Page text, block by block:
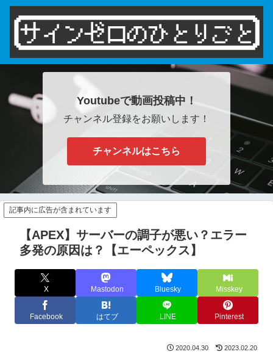
Youtubeで動画投稿中！
チャンネル登録をお願いします！
チャンネルはこちら
記事内に広告が含まれています
【APEX】サーバーの調子が悪い？エラー
多発の原因は？【エーペックス】
X Mastodon Bluesky Misskey
Facebook はてブ LINE Pinterest
2020.04.30 2023.02.20